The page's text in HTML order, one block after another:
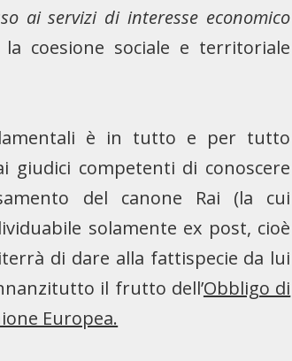
ai servizi di interesse economico
coesione sociale e territoriale
è in tutto e per tutto
giudici competenti di conoscere
del canone Rai (la cui
solamente ex post, cioè
di dare alla fattispecie da lui
il frutto dell’Obbligo di
Europea.